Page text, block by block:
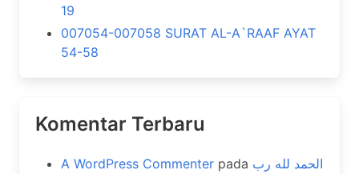
19
007054-007058 SURAT AL-A`RAAF AYAT
54-58
Komentar Terbaru
A WordPress Commenter pada الحمد لله رب